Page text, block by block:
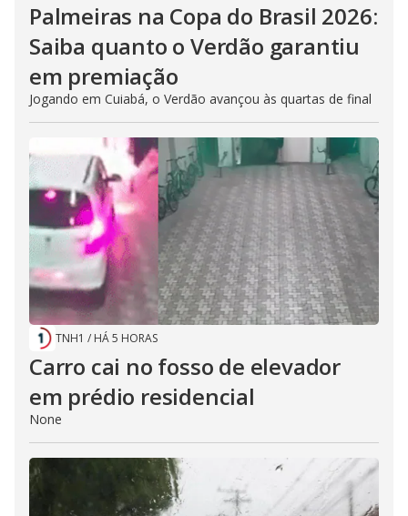
Palmeiras na Copa do Brasil 2026:
Saiba quanto o Verdão garantiu
em premiação
Jogando em Cuiabá, o Verdão avançou às quartas de final
TNH1 / HÁ 5 HORAS
Carro cai no fosso de elevador
em prédio residencial
None